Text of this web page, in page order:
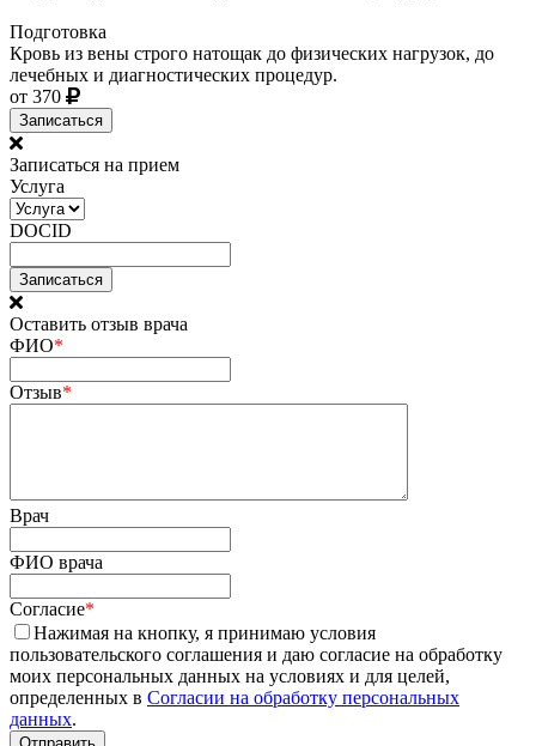
Подготовка
Кровь из вены строго натощак до физических нагрузок, до
лечебных и диагностических процедур.
от 370
Записаться
Записаться на прием
Услуга
DOCID
Оставить отзыв врача
ФИО*
Отзыв*
Врач
ФИО врача
Согласие*
Нажимая на кнопку, я принимаю условия
пользовательского соглашения и даю согласие на обработку
моих персональных данных на условиях и для целей,
определенных в Согласии на обработку персональных
данных.